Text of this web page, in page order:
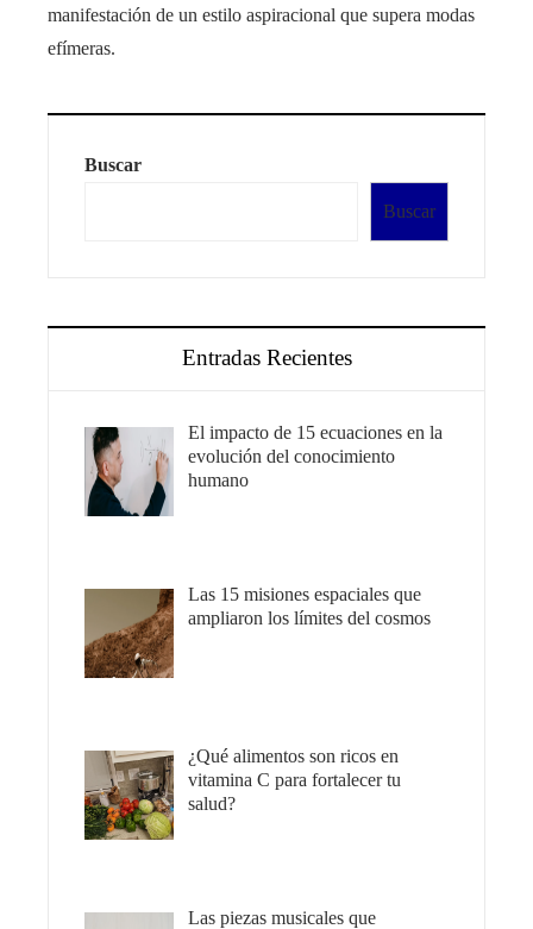
manifestación de un estilo aspiracional que supera modas
efímeras.
Buscar
Buscar
Entradas Recientes
El impacto de 15 ecuaciones en la
evolución del conocimiento
humano
Las 15 misiones espaciales que
ampliaron los límites del cosmos
¿Qué alimentos son ricos en
vitamina C para fortalecer tu
salud?
Las piezas musicales que